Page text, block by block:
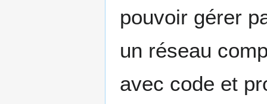
pouvoir gérer
un réseau
avec code et